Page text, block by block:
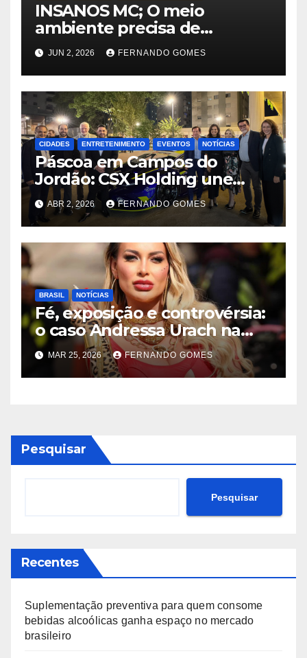
INSANOS MC; O meio
ambiente precisa de
atitude… e a irmandade vai
fazer a parte dela.
JUN 2, 2026 FERNANDO GOMES
CIDADES ENTRETENIMENTO EVENTOS NOTÍCIAS
Páscoa em Campos do
Jordão: CSX Holding une
velocidade e tradição com
exibição de Lamborghini
exclusiva na Praça Capivari
ABR 2, 2026 FERNANDO GOMES
BRASIL NOTÍCIAS
Fé, exposição e controvérsia:
o caso Andressa Urach na
Quimbanda reacende
debate sobre limites do
sagrado
MAR 25, 2026 FERNANDO GOMES
Pesquisar
Pesquisar
Recentes
Suplementação preventiva para quem consome
bebidas alcoólicas ganha espaço no mercado
brasileiro